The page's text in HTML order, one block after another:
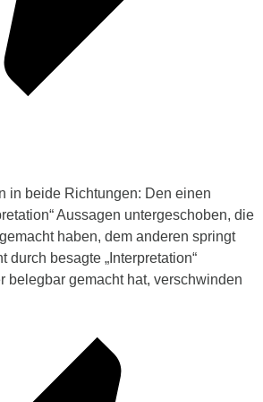
in beide Richtungen: Den einen
Aussagen untergeschoben, die
haben, dem anderen springt
durch besagte „Interpretation“
belegbar gemacht hat, verschwinden